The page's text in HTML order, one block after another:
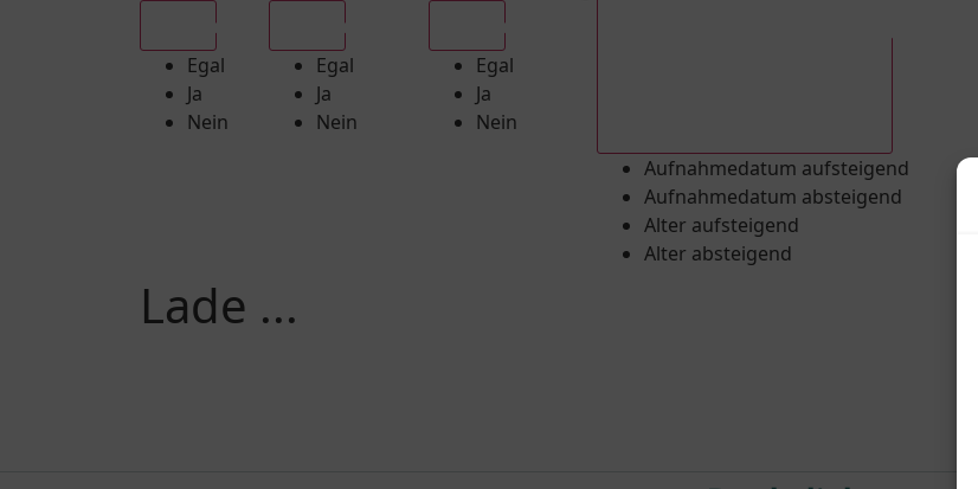
Egal
Ja
Nein
Egal
Ja
Nein
Egal
Ja
Nein
Aufnahmedatum aufsteigend
Aufnahmedatum absteigend
Alter aufsteigend
Alter absteigend
Lade ...